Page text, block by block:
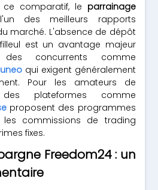
comparatif, le parrainage
des meilleurs rapports
marché. L'absence de dépôt
est un avantage majeur
concurrents comme
qui exigent généralement
Pour les amateurs de
des plateformes comme
proposent des programmes
les commissions de trading
fixes.
Freedom24 : un